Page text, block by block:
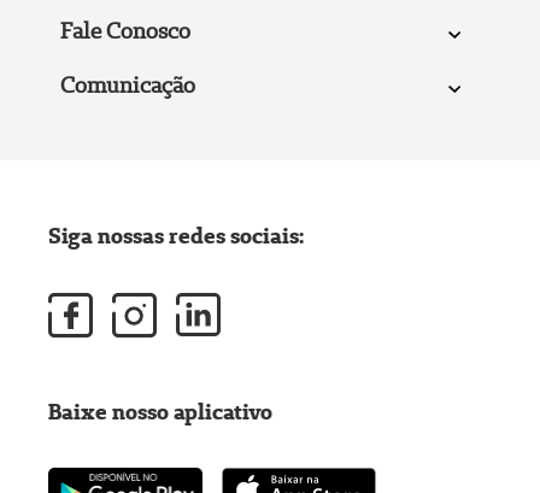
Fale Conosco
Comunicação
Siga nossas redes sociais:
Baixe nosso aplicativo